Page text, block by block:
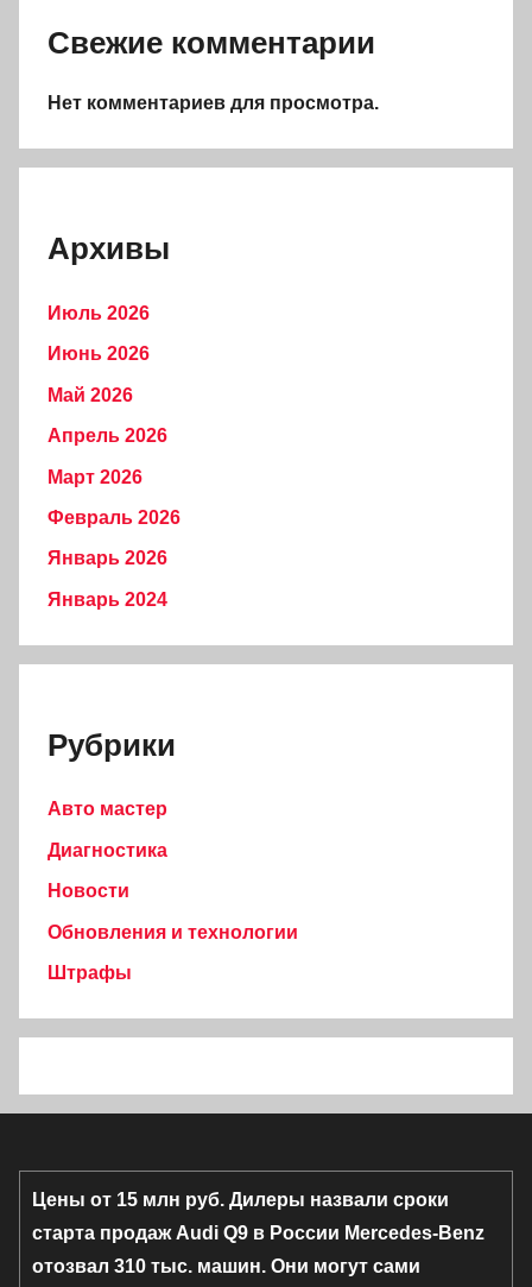
Свежие комментарии
Нет комментариев для просмотра.
Архивы
Июль 2026
Июнь 2026
Май 2026
Апрель 2026
Март 2026
Февраль 2026
Январь 2026
Январь 2024
Рубрики
Авто мастер
Диагностика
Новости
Обновления и технологии
Штрафы
Цены от 15 млн руб. Дилеры назвали сроки
старта продаж Audi Q9 в России Mercedes-Benz
отозвал 310 тыс. машин. Они могут сами